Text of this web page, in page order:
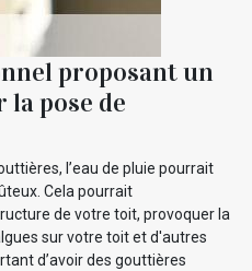
proposant un
pose de
l’eau de pluie pourrait
Cela pourrait
de votre toit, provoquer la
sur votre toit et d'autres
d’avoir des gouttières